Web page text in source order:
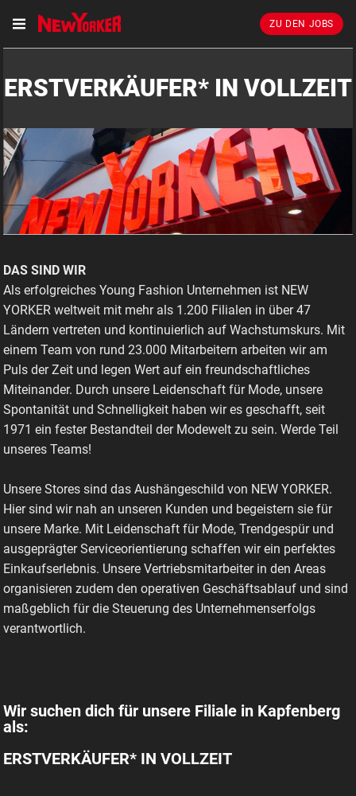
ZU DEN JOBS
ERSTVERKÄUFER* IN VOLLZEIT
DAS SIND WIR
Als erfolgreiches Young Fashion Unternehmen ist NEW
YORKER weltweit mit mehr als 1.200 Filialen in über 47
Ländern vertreten und kontinuierlich auf Wachstumskurs. Mit
einem Team von rund 23.000 Mitarbeitern arbeiten wir am
Puls der Zeit und legen Wert auf ein freundschaftliches
Miteinander. Durch unsere Leidenschaft für Mode, unsere
Spontanität und Schnelligkeit haben wir es geschafft, seit
1971 ein fester Bestandteil der Modewelt zu sein. Werde Teil
unseres Teams!
Unsere Stores sind das Aushängeschild von NEW YORKER.
Hier sind wir nah an unseren Kunden und begeistern sie für
unsere Marke. Mit Leidenschaft für Mode, Trendgespür und
ausgeprägter Serviceorientierung schaffen wir ein perfektes
Einkaufserlebnis. Unsere Vertriebsmitarbeiter in den Areas
organisieren zudem den operativen Geschäftsablauf und sind
maßgeblich für die Steuerung des Unternehmenserfolgs
verantwortlich.
Wir suchen dich für unsere Filiale in Kapfenberg
als:
ERSTVERKÄUFER* IN VOLLZEIT